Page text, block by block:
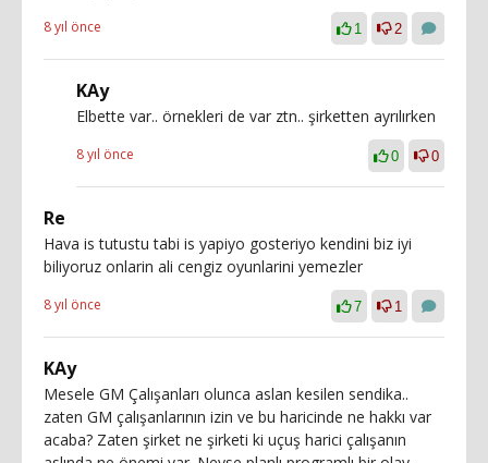
8 yıl önce 1 2
KAy
Elbette var.. örnekleri de var ztn.. şirketten ayrılırken
8 yıl önce 0 0
Re
Hava is tutustu tabi is yapiyo gosteriyo kendini biz iyi
biliyoruz onlarin ali cengiz oyunlarini yemezler
8 yıl önce 7 1
KAy
Mesele GM Çalışanları olunca aslan kesilen sendika..
zaten GM çalışanlarının izin ve bu haricinde ne hakkı var
acaba? Zaten şirket ne şirketi ki uçuş harici çalışanın